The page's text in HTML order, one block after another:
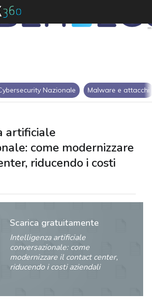
Nazionale Malware e attacchi
artificiale
come modernizzare
riducendo i costi
Scarica gratuitamente
Intelligenza artificiale
conversazionale: come
modernizzare il contact center,
riducendo i costi aziendali